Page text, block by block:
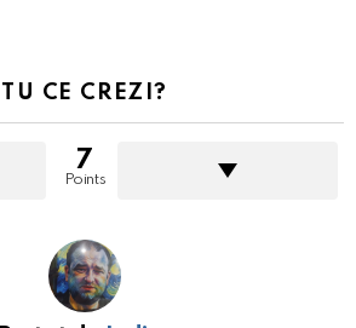
TU CE CREZI?
7
Points